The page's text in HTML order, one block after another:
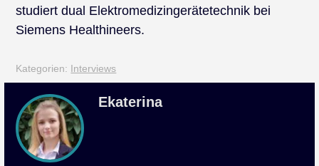
studiert dual Elektromedizingerätetechnik bei
Siemens Healthineers.
Kategorien: Interviews
Ekaterina